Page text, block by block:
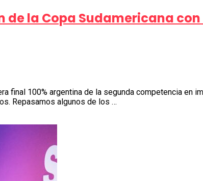
de la Copa Sudamericana
final 100% argentina de la segunda competencia en
Repasamos algunos de los …